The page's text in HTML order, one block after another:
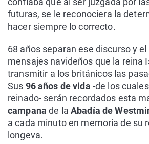
futuras, se le reconociera la
hacer siempre lo correcto.
68 años separan ese discurso y
mensajes navideños que la reina
transmitir a los británicos las
Sus 96 años de vida -de los
reinado- serán recordados esta
campanade la Abadía de
a cada minuto en memoria de su
longeva.